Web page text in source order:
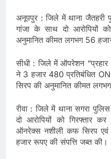
अनूपपुर : जिले में थाना जैतहरी
गांजा के साथ दो आरोपियों
अनुमानित कीमत लगभग 56
सीधी : जिले में ऑपरेशन
ने 3 हजार 480 प्रतिबंधित
सिरप की अनुमानित कीमत
रीवा : जिले में थाना सगरा
दो आरोपियों को गिरफ्तार
ऑनरेक्‍स नशीली कफ सिरप एवं
हजार रूपए की संपत्ति जब्‍त की।